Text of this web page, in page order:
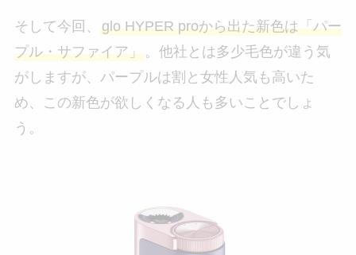
そして今回、 glo HYPER proから出た新色は「パー
プル・サファイア」。他社とは多少毛色が違う気
がしますが、パープルは割と女性人気も高いた
め、この新色が欲しくなる人も多いことでしょ
う。